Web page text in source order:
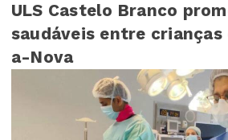
ULS Castelo Branco
saudáveis entre crianças
a-Nova